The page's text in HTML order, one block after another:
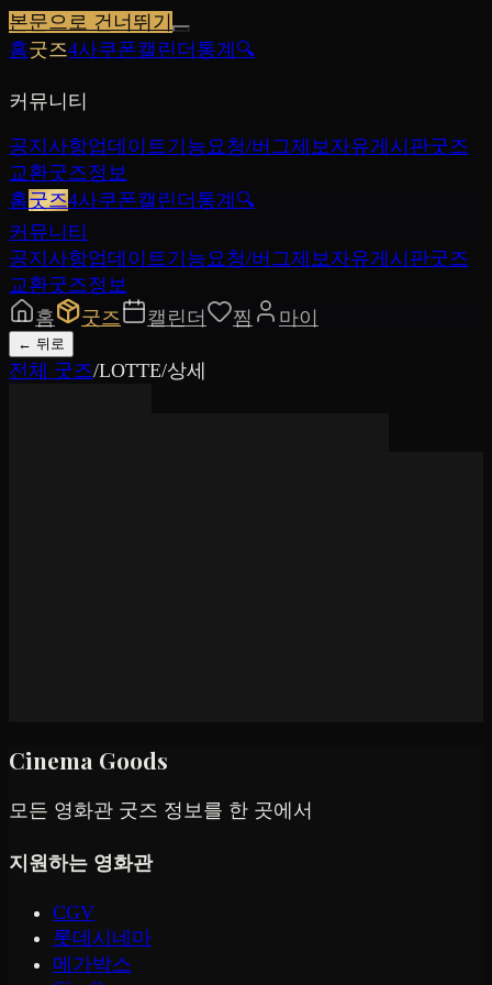
본문으로 건너뛰기
홈굿즈4사쿠폰캘린더 통계 🔍
커뮤니티
공지사항업데이트기능요청/버그제보자유게시판굿즈
교환굿즈정보
홈굿즈4사쿠폰캘린더 통계 🔍
커뮤니티
공지사항업데이트기능요청/버그제보자유게시판굿즈
교환굿즈정보
홈
굿즈 캘린더 찜 마이
← 뒤로
전체 굿즈/LOTTE/상세
Cinema Goods
모든 영화관 굿즈 정보를 한 곳에서
지원하는 영화관
CGV
롯데시네마
메가박스